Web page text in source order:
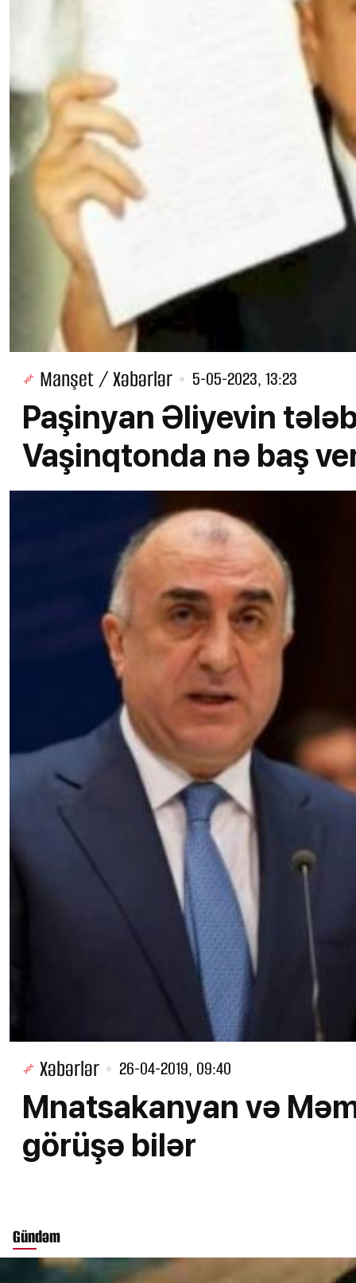
Manşet / Xəbərlər 5-05-2023, 13:23
Paşinyan Əliyevin
Vaşinqtonda nə baş
Xəbərlər 26-04-2019, 09:40
Mnatsakanyan və
görüşə bilər
Gündəm